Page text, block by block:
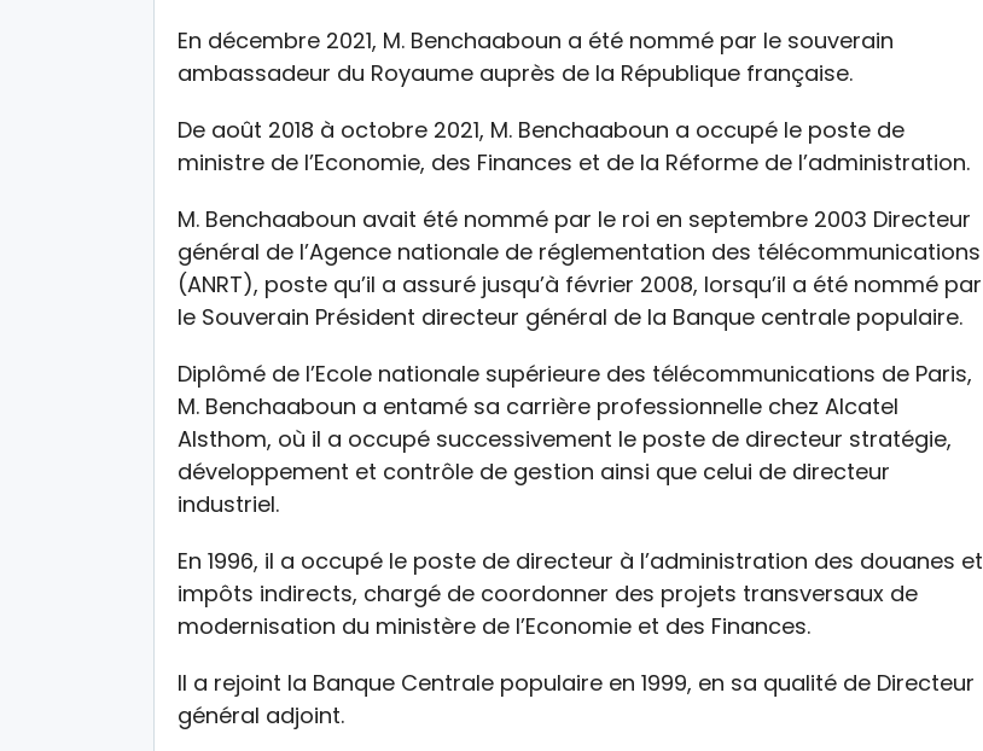
En décembre 2021, M. Benchaaboun a été nommé par le souverain
ambassadeur du Royaume auprès de la République française.
De août 2018 à octobre 2021, M. Benchaaboun a occupé le poste de
ministre de l’Economie, des Finances et de la Réforme de l’administration.
M. Benchaaboun avait été nommé par le roi en septembre 2003 Directeur
général de l’Agence nationale de réglementation des télécommunications
(ANRT), poste qu’il a assuré jusqu’à février 2008, lorsqu’il a été nommé par
le Souverain Président directeur général de la Banque centrale populaire.
Diplômé de l’Ecole nationale supérieure des télécommunications de Paris,
M. Benchaaboun a entamé sa carrière professionnelle chez Alcatel
Alsthom, où il a occupé successivement le poste de directeur stratégie,
développement et contrôle de gestion ainsi que celui de directeur
industriel.
En 1996, il a occupé le poste de directeur à l’administration des douanes et
impôts indirects, chargé de coordonner des projets transversaux de
modernisation du ministère de l’Economie et des Finances.
Il a rejoint la Banque Centrale populaire en 1999, en sa qualité de Directeur
général adjoint.